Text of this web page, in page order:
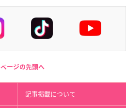
ページの先頭へ
記事掲載について